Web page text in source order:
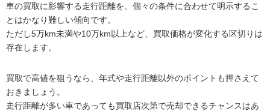
車の買取に影響する走行距離を、個々の条件に合わせて明示するこ
とはかなり難しい傾向です。
ただし5万km未満や10万km以上など、買取価格が変化する区切りは
存在します。
買取で高値を狙うなら、年式や走行距離以外のポイントも押さえて
おきましょう。
走行距離が多い車であっても買取店次第で売却できるチャンスはあ